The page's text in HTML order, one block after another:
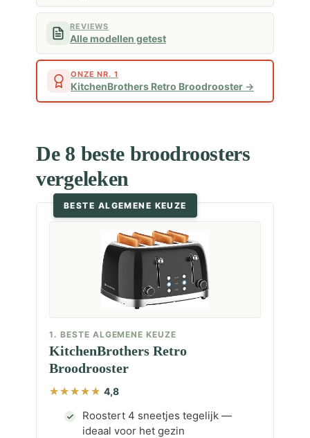
REVIEWS
Alle modellen getest
ONZE NR. 1
KitchenBrothers Retro Broodrooster
De 8 beste broodroosters
vergeleken
BESTE ALGEMENE KEUZE
1. BESTE ALGEMENE KEUZE
KitchenBrothers Retro
Broodrooster
4,8
Roostert 4 sneetjes tegelijk —
ideaal voor het gezin